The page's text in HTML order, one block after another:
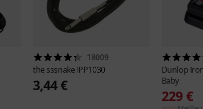
18009
the sssnake IPP1030
3,44 €
Dunlop
Baby
229 €